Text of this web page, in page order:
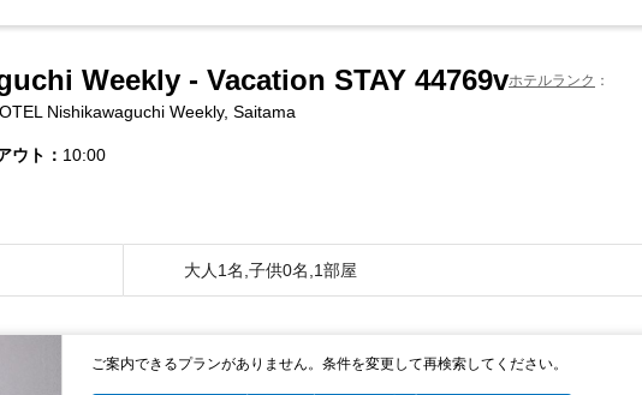
Weekly - Vacation STAY 44769vホテルランク
Nishikawaguchi Weekly, Saitama
ウト 10:00
大人1名,子供0名,1部屋
ご案内できるプランがありません。条件を変更して再検索してください。